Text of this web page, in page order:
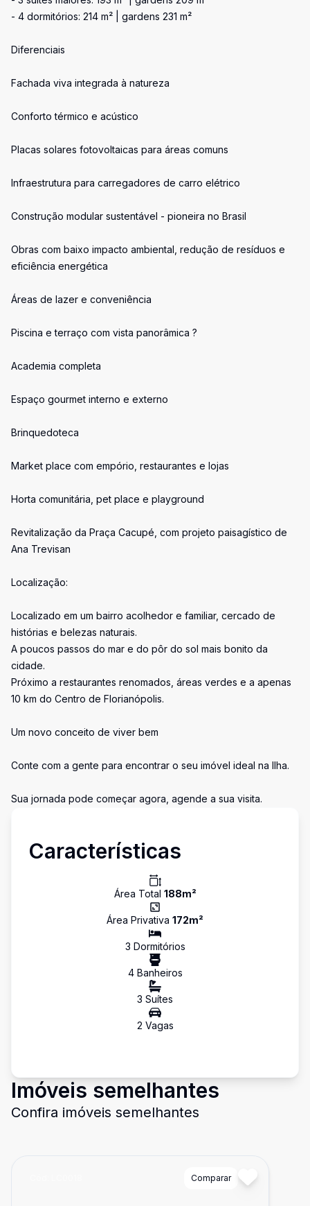
- 4 dormitórios: 214 m² | gardens 231 m²
Diferenciais
Fachada viva integrada à natureza
Conforto térmico e acústico
Placas solares fotovoltaicas para áreas comuns
Infraestrutura para carregadores de carro elétrico
Construção modular sustentável - pioneira no Brasil
Obras com baixo impacto ambiental, redução de resíduos e
eficiência energética
Áreas de lazer e conveniência
Piscina e terraço com vista panorâmica ?
Academia completa
Espaço gourmet interno e externo
Brinquedoteca
Market place com empório, restaurantes e lojas
Horta comunitária, pet place e playground
Revitalização da Praça Cacupé, com projeto paisagístico de
Ana Trevisan
Localização:
Localizado em um bairro acolhedor e familiar, cercado de
histórias e belezas naturais.
A poucos passos do mar e do pôr do sol mais bonito da
cidade.
Próximo a restaurantes renomados, áreas verdes e a apenas
10 km do Centro de Florianópolis.
Um novo conceito de viver bem
Conte com a gente para encontrar o seu imóvel ideal na Ilha.
Sua jornada pode começar agora, agende a sua visita.
Características
Área Total 188m²
Área Privativa 172m²
3 Dormitórios
4Banheiros
3 Suítes
2 Vagas
Imóveis semelhantes
Confira imóveis semelhantes
Comparar